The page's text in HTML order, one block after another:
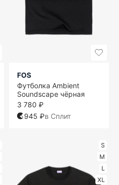
FOS
Футболка Ambient
Soundscape чёрная
3 780 ₽
945 ₽в Сплит
S
M
L
XL